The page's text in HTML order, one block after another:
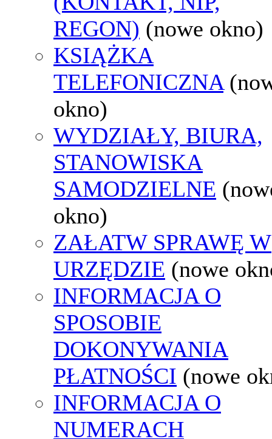
REGON) (nowe okno)
KSIĄŻKA
TELEFONICZNA
okno)
WYDZIAŁY, BIURA,
STANOWISKA
SAMODZIELNE
okno)
ZAŁATW SPRAWĘ W
URZĘDZIE (nowe
INFORMACJA O
SPOSOBIE
DOKONYWANIA
PŁATNOŚCI (nowe
INFORMACJA O
NUMERACH